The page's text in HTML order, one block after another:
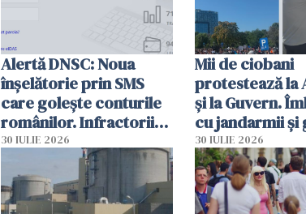
Alertă DNSC: Noua
înșelătorie prin SMS
care golește conturile
românilor. Infractorii
folosesc numele
Ghișeul.ro și al Poliției
Române
30 IULIE 2026
Mii de ciobani
protestează la
și la Guvern.
cu jandarmii și
lacrimogene
30 IULIE 2026